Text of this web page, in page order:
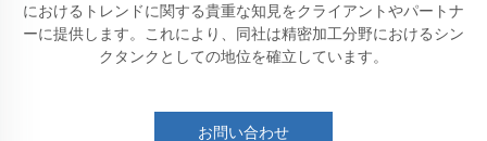
におけるトレンドに関する貴重な知見をクライアントやパートナ
ーに提供します。これにより、同社は精密加工分野におけるシン
クタンクとしての地位を確立しています。
お問い合わせ